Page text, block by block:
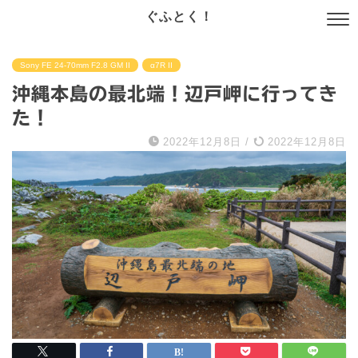
ぐふとく！
Sony FE 24-70mm F2.8 GM II α7R II
沖縄本島の最北端！辺戸岬に行ってき
た！
2022年12月8日 / 2022年12月8日